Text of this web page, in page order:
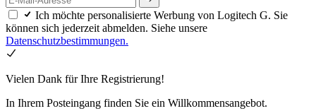
Ich möchte personalisierte Werbung von Logitech G. Sie
können sich jederzeit abmelden. Siehe unsere
Datenschutzbestimmungen.
Vielen Dank für Ihre Registrierung!
In Ihrem Posteingang finden Sie ein Willkommensangebot.